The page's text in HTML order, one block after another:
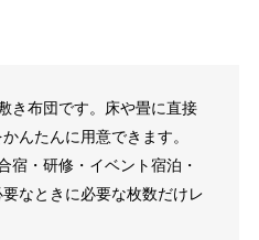
き布団です。床や畳に直接
んたんに用意できます。
宿・研修・イベント宿泊・
なときに必要な枚数だけレ